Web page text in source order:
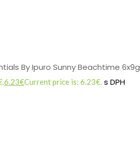
By Ipuro Sunny Beachtime 6x9g
6.23€Current price is: 6.23€. s DPH